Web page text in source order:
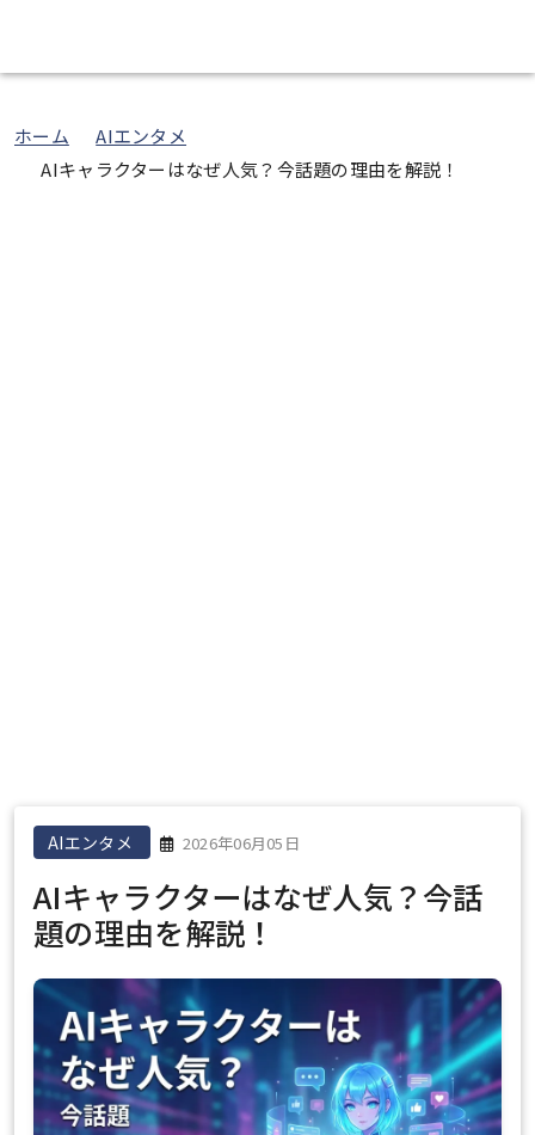
ホーム
AIエンタメ
AIキャラクターはなぜ人気？今話題の理由を解説！
AIエンタメ 2026年06月05日
AIキャラクターはなぜ人気？今話
題の理由を解説！